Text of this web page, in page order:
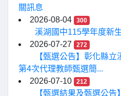
關訊息
2026-08-04
300
溪湖國中115學年度新
2026-07-27
272
【甄選公告】彰化縣
第4次代理教師甄選簡...
2026-07-10
212
【甄選結果及甄選公